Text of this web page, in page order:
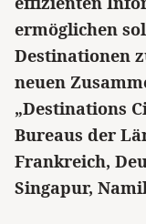
ermöglichen
Destinationen
neuen
„Destinations
Bureaus der
Frankreich,
Singapur,